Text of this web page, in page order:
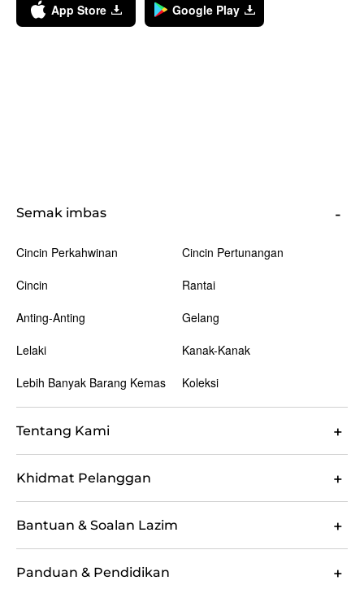
App Store Google Play
Semak imbas
Cincin Perkahwinan
Cincin Pertunangan
Cincin
Rantai
Anting-Anting
Gelang
Lelaki
Kanak-Kanak
Lebih Banyak Barang Kemas
Koleksi
Tentang Kami
Khidmat Pelanggan
Bantuan & Soalan Lazim
Panduan & Pendidikan